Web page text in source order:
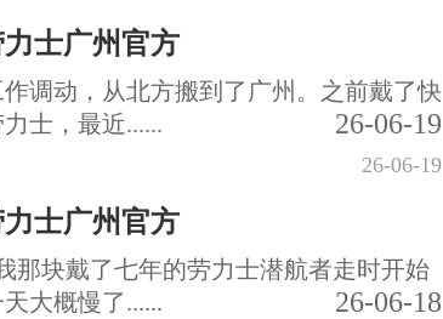
士广州官方
调动，从北方搬到了广州。之前戴了快
士，最近......
26-06-19
26-06-19
士广州官方
那块戴了七年的劳力士潜航者走时开始
大概慢了......
26-06-18